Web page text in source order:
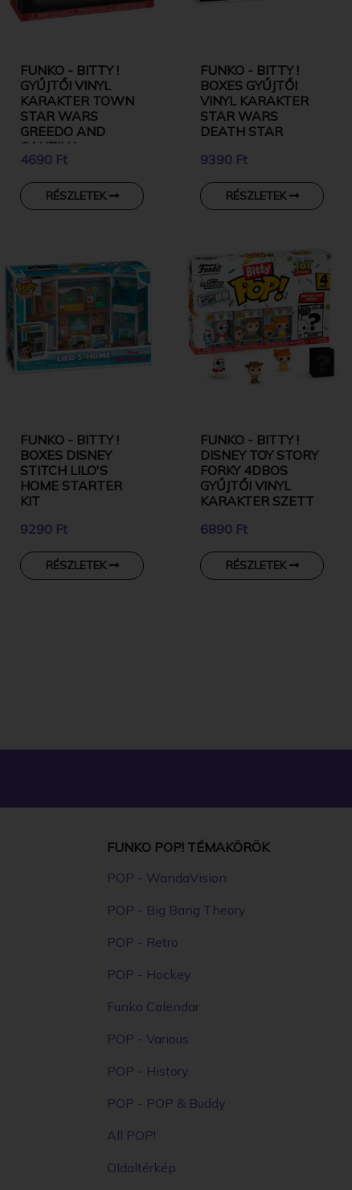
FUNKO - BITTY !
GYŰJTŐI VINYL
KARAKTER TOWN
STAR WARS
GREEDO AND
CANTINA
4690 Ft
RÉSZLETEK
FUNKO - BITTY !
BOXES GYŰJTŐI
VINYL KARAKTER
STAR WARS
DEATH STAR
9390 Ft
RÉSZLETEK
FUNKO - BITTY !
BOXES DISNEY
STITCH LILO'S
HOME STARTER
KIT
9290 Ft
RÉSZLETEK
FUNKO - BITTY !
DISNEY TOY STORY
FORKY 4DBOS
GYŰJTŐI VINYL
KARAKTER SZETT
6890 Ft
RÉSZLETEK
FUNKO POP! TÉMAKÖRÖK
POP - WandaVision
POP - Big Bang Theory
POP - Retro
POP - Hockey
Funko Calendar
POP - Various
POP - History
POP - POP & Buddy
All POP!
Oldaltérkép